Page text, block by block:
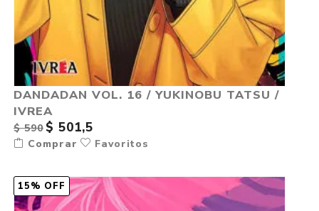
DANDADAN VOL. 16 / YUKINOBU TATSU /
IVREA
$ 590 $ 501,5
Comprar Favoritos
15% OFF